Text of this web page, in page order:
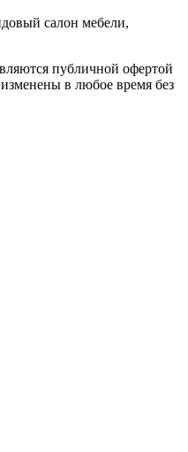
салон мебели,
публичной офертой
в любое время без